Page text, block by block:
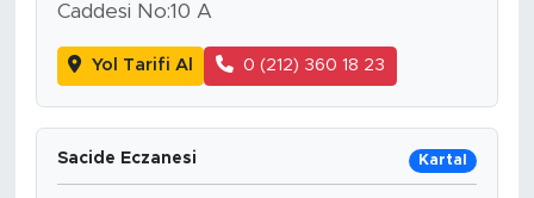
Caddesi No:10 A
Yol Tarifi Al 0 (212) 360 18 23
Sacide Eczanesi Kartal